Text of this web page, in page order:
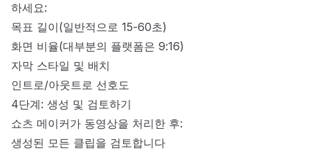
하세요:
목표 길이(일반적으로 15-60초)
화면 비율(대부분의 플랫폼은 9:16)
자막 스타일 및 배치
인트로/아웃트로 선호도
4단계: 생성 및 검토하기
쇼츠 메이커가 동영상을 처리한 후:
생성된 모든 클립을 검토합니다